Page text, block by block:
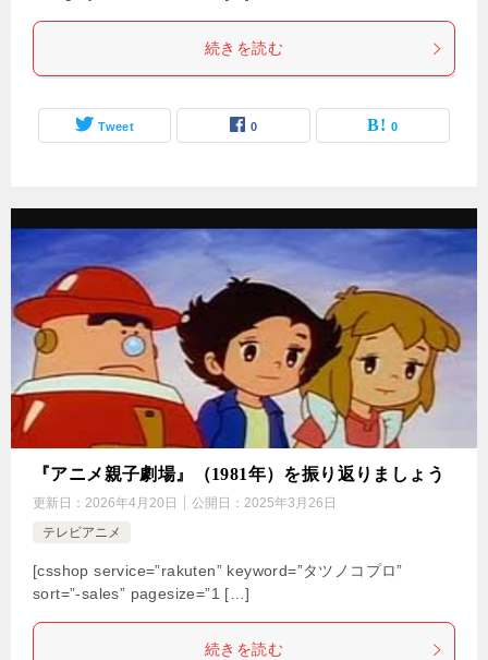
続きを読む
Tweet 0 0
『アニメ親子劇場』（1981年）を振り返りましょう
更新日： 2026年4月20日 公開日： 2025年3月26日
テレビアニメ
[csshop service=”rakuten” keyword=”タツノコプロ”
sort=”-sales” pagesize=”1 […]
続きを読む